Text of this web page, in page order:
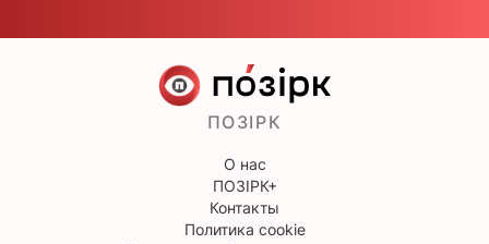
ПОЗІРК
О нас
ПОЗІРК+
Контакты
Политика cookie